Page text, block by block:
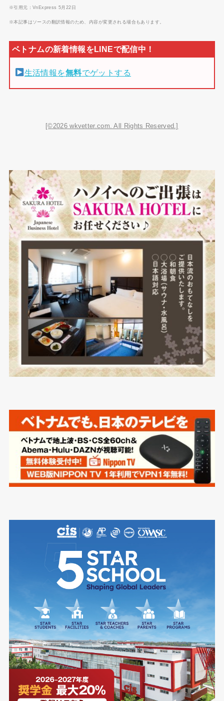
※引用元：VnExpress 5月22日
※本記事はソースの翻訳情報のため、内容が変更される場合もあります。
生活情報を無料でゲットする
[©2026 wkvetter.com. All Rights Reserved.]